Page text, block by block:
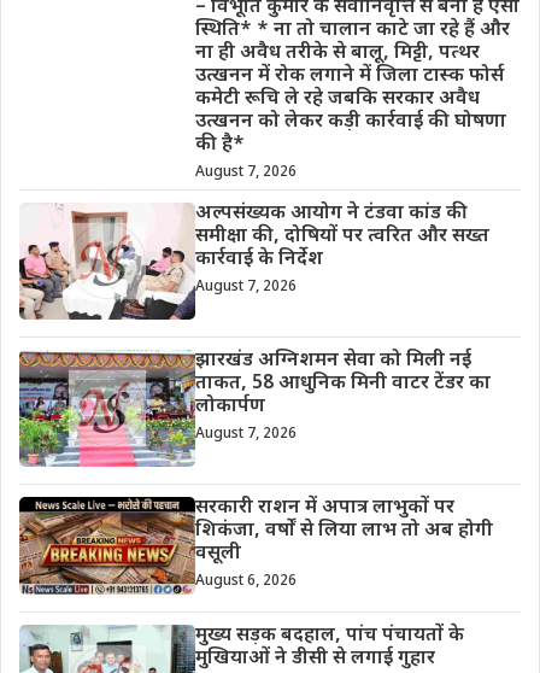
– विभूति कुमार के सेवानिवृत्ति से बनी है ऐसी
स्थिति* * ना तो चालान काटे जा रहे हैं और
ना ही अवैध तरीके से बालू, मिट्टी, पत्थर
उत्खनन में रोक लगाने में जिला टास्क फोर्स
कमेटी रूचि ले रहे जबकि सरकार अवैध
उत्खनन को लेकर कड़ी कार्रवाई की घोषणा
की है*
August 7, 2026
अल्पसंख्यक आयोग ने टंडवा कांड की
समीक्षा की, दोषियों पर त्वरित और सख्त
कार्रवाई के निर्देश
August 7, 2026
झारखंड अग्निशमन सेवा को मिली नई
ताकत, 58 आधुनिक मिनी वाटर टेंडर का
लोकार्पण
August 7, 2026
सरकारी राशन में अपात्र लाभुकों पर
शिकंजा, वर्षों से लिया लाभ तो अब होगी
वसूली
August 6, 2026
मुख्य सड़क बदहाल, पांच पंचायतों के
मुखियाओं ने डीसी से लगाई गुहार